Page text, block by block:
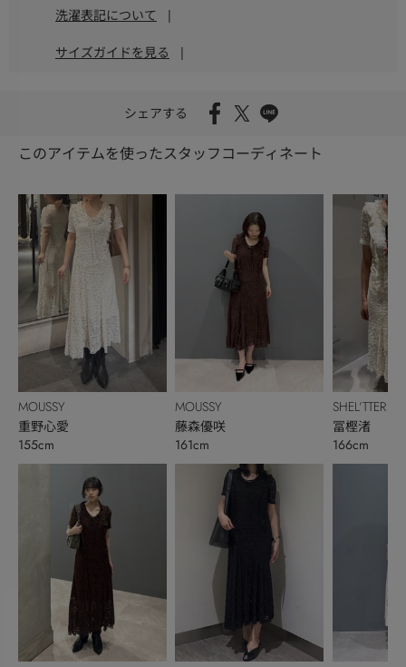
洗濯表記について |
サイズガイドを見る |
シェアする
このアイテムを使ったスタッフコーディネート
MOUSSY
重野心愛
155cm
MOUSSY
藤森優咲
161cm
SHEL’TTER
冨樫渚
166cm